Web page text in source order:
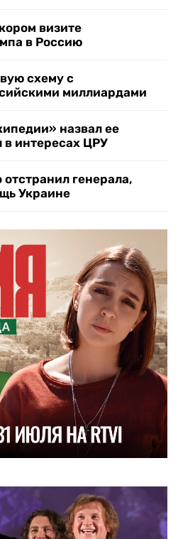
визите
в Россию
схему с
миллиардами
назвал ее
интересах ЦРУ
генерала,
Украине